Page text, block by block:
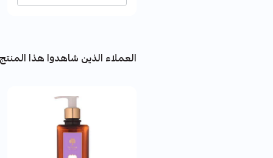
العملاء الذين شاهدوا هذا